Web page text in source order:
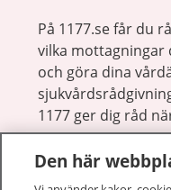
På 1177.se får du
vilka mottagningar
och göra dina
1177 ger dig råd
Den här